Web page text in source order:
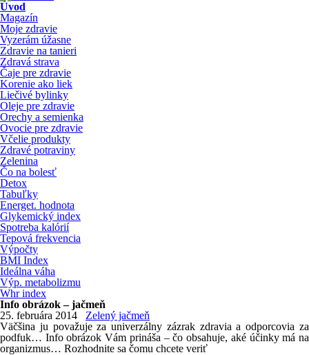
Úvod
Magazín
Moje zdravie
Vyzerám úžasne
Zdravie na tanieri
Zdravá strava
Čaje pre zdravie
Korenie ako liek
Liečivé bylinky
Oleje pre zdravie
Orechy a semienka
Ovocie pre zdravie
Včelie produkty
Zdravé potraviny
Zelenina
Čo na bolesť
Detox
Tabuľky
Energet. hodnota
Glykemický index
Spotreba kalórií
Tepová frekvencia
Výpočty
BMI Index
Ideálna váha
Výp. metabolizmu
Whr index
Info obrázok – jačmeň
25. februára 2014
Zelený jačmeň
Väčšina ju považuje za univerzálny zázrak zdravia a odporcovia za
podfuk… Info obrázok Vám prináša – čo obsahuje, aké účinky má na
organizmus… Rozhodnite sa čomu chcete veriť